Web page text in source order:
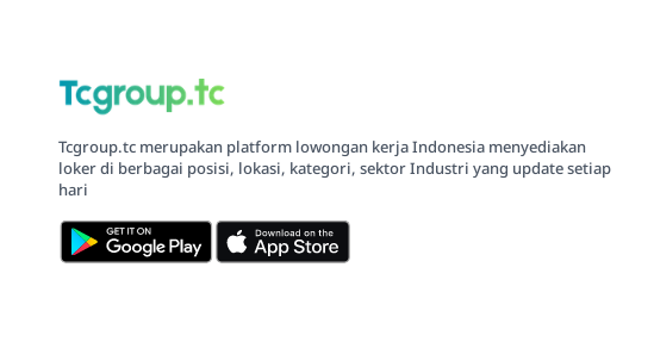
Tcgroup.tc merupakan platform lowongan kerja Indonesia menyediakan
loker di berbagai posisi, lokasi, kategori, sektor Industri yang update setiap
hari